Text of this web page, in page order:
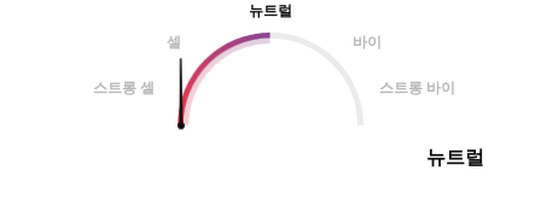
뉴트럴
셀
바이
스트롱 셀 스트롱 바이
뉴트럴